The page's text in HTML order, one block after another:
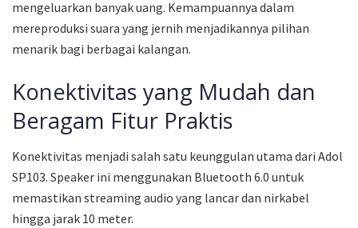
mengeluarkan banyak uang. Kemampuannya dalam
mereproduksi suara yang jernih menjadikannya pilihan
menarik bagi berbagai kalangan.
Konektivitas yang Mudah dan
Beragam Fitur Praktis
Konektivitas menjadi salah satu keunggulan utama dari Adol
SP103. Speaker ini menggunakan Bluetooth 6.0 untuk
memastikan streaming audio yang lancar dan nirkabel
hingga jarak 10 meter.